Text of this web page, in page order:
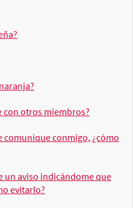
con otros miembros?
comunique conmigo, ¿cómo
un aviso indicándome que
evitarlo?